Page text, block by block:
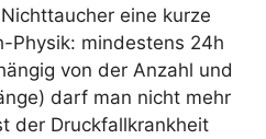
eine kurze
Physik: mindestens 24h
von der Anzahl und
darf man nicht mehr
der Druckfallkrankheit